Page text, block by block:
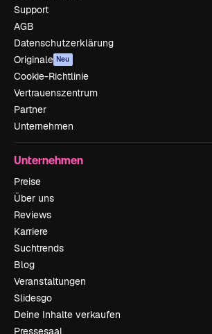
Support
AGB
Datenschutzerklärung
Originale Neu
Cookie-Richtlinie
Vertrauenszentrum
Partner
Unternehmen
Unternehmen
Preise
Über uns
Reviews
Karriere
Suchtrends
Blog
Veranstaltungen
Slidesgo
Deine Inhalte verkaufen
Pressesaal